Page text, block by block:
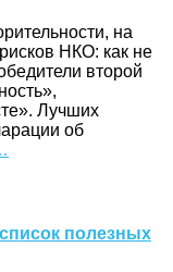
на
НКО: как не
второй
Лучших
об
полезных